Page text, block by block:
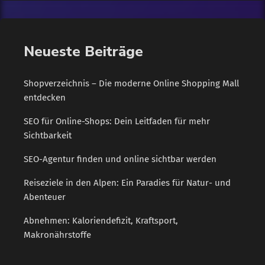
Luftqualität […]
Neueste Beiträge
Shopverzeichnis – Die moderne Online Shopping Mall
entdecken
SEO für Online-Shops: Dein Leitfaden für mehr
Sichtbarkeit
SEO-Agentur finden und online sichtbar werden
Reiseziele in den Alpen: Ein Paradies für Natur- und
Abenteuer
Abnehmen: Kaloriendefizit, Kraftsport,
Makronährstoffe